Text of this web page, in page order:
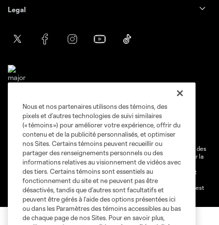
Legal
Conditions d'utilisation
Politique de confidentialité
Ne vendez pas et ne partagez pas mes information personnelles.
Paramètres des témoins
@2026 MLS. Le nom et l'écusson Major League Soccer et MLS sont des
marques déposées de Major League Soccer, LLC (“MLS”) protégés par la
loi. Les noms et les logos des différentes équipes de MLS sont des
marques déposées ou des marques de droit commun de MLS ou sont
utilisées avec l’autorisation ou l'accord tacite préalable de leurs
propriétaires. Toute l’utilisation de leurs noms et logos non-autorisée est
par conséquent prohibée est interdite.
Nous et nos partenaires utilisons des témoins, des
pixels et d’autres technologies de suivi similaires
(« témoins ») pour améliorer votre expérience, offrir du
contenu et de la publicité personnalisés, et optimiser
nos Sites. Certains témoins peuvent recueillir ou
partager des renseignements personnels ou des
informations relatives au visionnement de vidéos avec
des tiers. Certains témoins sont essentiels au
fonctionnement du site et ne peuvent pas être
désactivés, tandis que d’autres sont facultatifs et
peuvent être gérés à l’aide des options présentées ici
ou dans les Paramètres des témoins accessibles au bas
de chaque page de nos Sites. Pour en savoir plus,